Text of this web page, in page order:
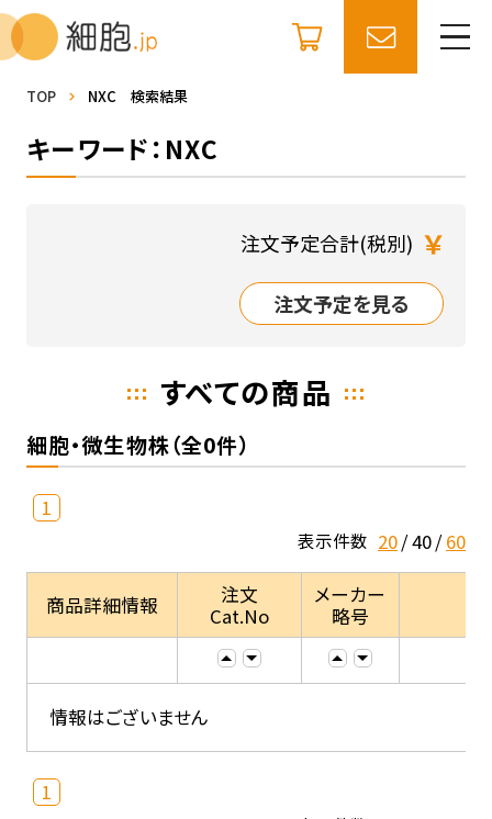
TOP NXC 検索結果
キーワード：NXC
注文予定合計(税別) ￥
注文予定を見る
すべての商品
細胞・微生物株（全0件）
1
表示件数 20 40 60
商品詳細情報
注文
Cat.No
メーカー
略号
情報はございません
1